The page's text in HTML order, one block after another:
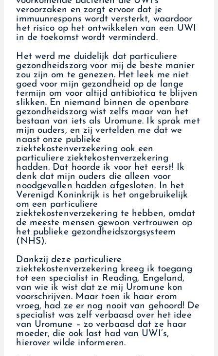
veroorzaken en zorgt ervoor dat je
immuunrespons wordt versterkt, waardoor
het risico op het ontwikkelen van een UWI
in de toekomst wordt verminderd.
Het werd me duidelijk dat particuliere
gezondheidszorg voor mij de beste manier
zou zijn om te genezen. Het leek me niet
goed voor mijn gezondheid op de lange
termijn om voor altijd antibiotica te blijven
slikken. En niemand binnen de openbare
gezondheidszorg wist zelfs maar van het
bestaan van iets als Uromune. Ik sprak met
mijn ouders, en zij vertelden me dat we
naast onze publieke
ziektekostenverzekering ook een
particuliere ziektekostenverzekering
hadden. Dat hoorde ik voor het eerst! Ik
denk dat mijn ouders die alleen voor
noodgevallen hadden afgesloten. In het
Verenigd Koninkrijk is het ongebruikelijk
om een particuliere
ziektekostenverzekering te hebben, omdat
de meeste mensen gewoon vertrouwen op
het publieke gezondheidszorgsysteem
(NHS).
Dankzij deze particuliere
ziektekostenverzekering kreeg ik toegang
tot een specialist in Reading, Engeland,
van wie ik wist dat ze mij Uromune kon
voorschrijven. Maar toen ik haar erom
vroeg, had ze er nog nooit van gehoord! De
specialist was zelf verbaasd over het idee
van Uromune – zo verbaasd dat ze haar
moeder, die ook last had van UWI’s,
hierover wilde informeren.